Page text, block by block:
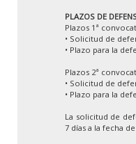
PLAZOS DE
Plazos 1ª
• Solicitud de
• Plazo para la
Plazos 2ª
• Solicitud de
• Plazo para la
La solicitud de
7 días a la fecha